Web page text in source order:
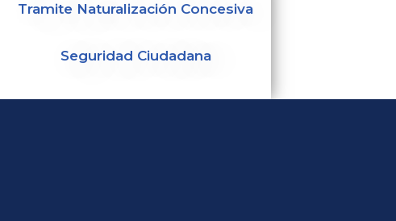
Tramite Naturalización Concesiva
Seguridad Ciudadana